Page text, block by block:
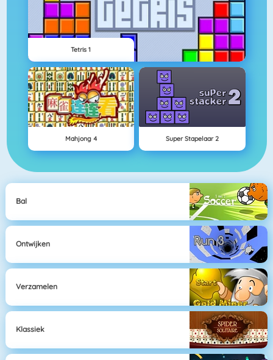
Tetris 1
Mahjong 4 Super Stapelaar 2
Bal
Ontwijken
Verzamelen
Klassiek